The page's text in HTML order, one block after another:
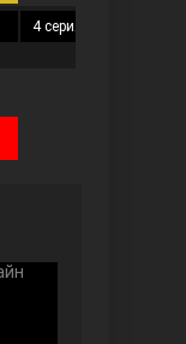
4 серия